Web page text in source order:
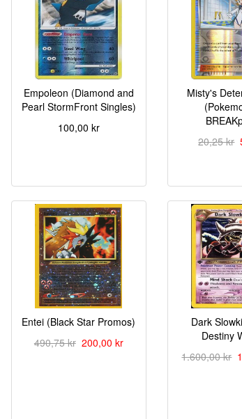
Empoleon (Diamond and
Pearl StormFront Singles)
100,00 kr
Misty's
20,25 kr
Entei (Black Star Promos)
490,75 kr 200,00 kr
Dark
Destiny
1.600,00 kr